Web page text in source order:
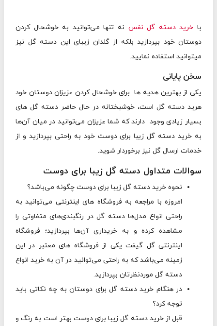
با خرید دسته گل نفس نه تنها می‌توانید به خوشحال کردن
دوستان خود بپردازید بلکه از گلدان زیبای این دسته گل نیز
میتوانید استفاده نمایید.
سخن پایانی
یکی از بهترین هدیه ها برای خوشحال کردن عزیزان دوستان خود
هرید دسته گل است، خوشبختانه در حال حاضر دسته گل های
بسیار زیادی وجود دارند که شما عزیزان می‌توانید در میان آن‌ها
به خرید دسته گل زیبا برای دوست خود به راحتی بپردازید و از
خدمات ارسال گل نیز برخوردار شوید.
سوالات متداول دسته گل زیبا برای دوست
نحوه خرید دسته گل زیبا برای دوست چگونه می‌باشد؟
امروزه با مراجعه به فروشگاه های اینترنتی می‌توانید به
راحتی انواع مدل‌ها دسته گل در رنگبندی‌های متفاوتی را
مشاهده کرده و به خریداری آن‌ها بپردازید؛ فروشگاه
اینترنتی گل گیفت یکی از فروشگاه های معتبر در این
زمینه می‌باشد که به راحتی می‌توانید در آن به خرید انواع
دسته گل موردنظرتان بپردازید.
در هنگام خرید دسته گل برای دوستان به چه نکاتی باید
توجه کرد؟
قبل از خرید دسته گل زیبا برای دوست بهتر است به رنگ و